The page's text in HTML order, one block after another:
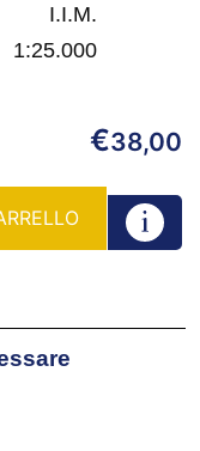
I.I.M.
1:25.000
€38,00